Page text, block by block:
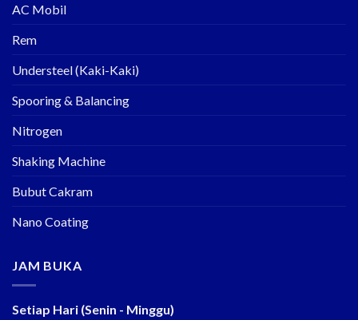
AC Mobil
Rem
Understeel (Kaki-Kaki)
Spooring & Balancing
Nitrogen
Shaking Machine
Bubut Cakram
Nano Coating
JAM BUKA
Setiap Hari (Senin - Minggu)